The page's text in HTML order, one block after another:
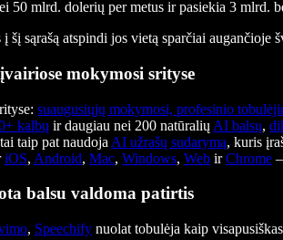
50 mlrd. dolerių per metus ir pasiekia 3
į šį sąrašą atspindi jos vietą sparčiai augančioje
mokymosi srityse
suaugusiųjų mokymosi, profesinio
kalbų ir daugiau nei 200 natūralių AI balsų,
taip pat naudoja AI užrašų sudarymą, kuris
iOS, Android, Mac, Windows, Web irChrome –
balsu valdoma patirtis
, Speechify nuolat tobulėja kaip visapusiškas